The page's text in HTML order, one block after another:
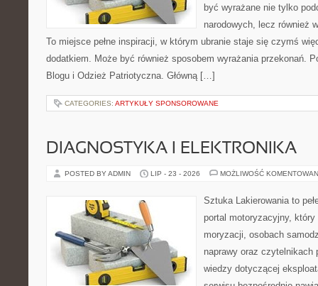
być wyrażane nie tylko
narodowych, lecz również
To miejsce pełne inspiracji, w którym ubranie staje się czymś
dodatkiem. Może być również sposobem wyrażania przekonań.
Blogu i Odzież Patriotyczna. Główną […]
CATEGORIES: ARTYKUŁY SPONSOROWANE
DIAGNOSTYKA I ELEKTRONIKA
POSTED BY ADMIN LIP - 23 - 2026 MOŻLIWOŚĆ
Sztuka Lakierowania to
portal motoryzacyjny, który
moryzacji, osobach
naprawy oraz
wiedzy dotyczącej